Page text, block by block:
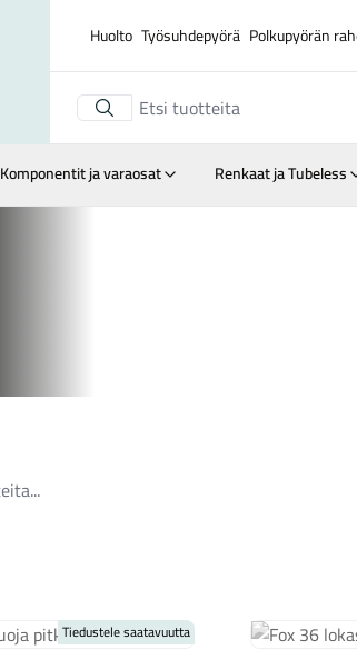
Huolto Työsuhdepyörä Polkupyörän
Komponentit ja varaosat Renkaat ja Tubeless
Tiedustele saatavuutta